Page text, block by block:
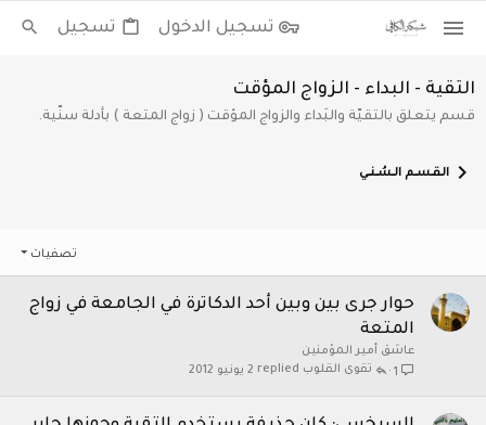
تسجيل الدخول تسجيل
التقية - البداء - الزواج المؤقت
قسم يتعلق بالتقيّة والبَداء والزواج المؤقت ( زواج المتعة ) بأدلة سنّية.
الـقــســم الــسُــنـــي
تصفيات
حوار جرى بين وبين أحد الدكاترة في الجامعة في زواج
المتعة
عاشق أمير المؤمنين
1
2 يونيو 2012 تقوى القلوب